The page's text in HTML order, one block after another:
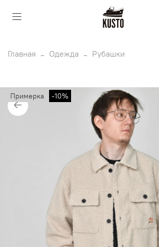
Главная Одежда Рубашки
Примерка -10%